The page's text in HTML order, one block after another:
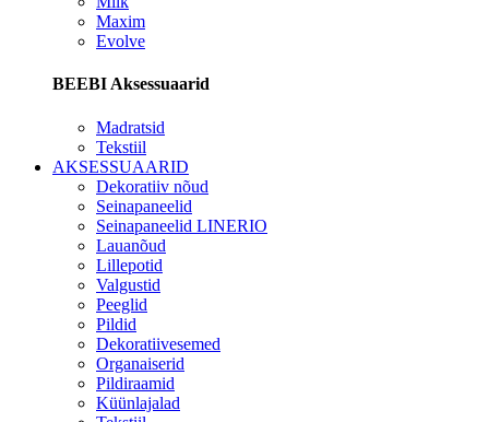
Maxim
Evolve
BEEBI Aksessuaarid
Madratsid
Tekstiil
AKSESSUAARID
Dekoratiiv nõud
Seinapaneelid
Seinapaneelid LINERIO
Lauanõud
Lillepotid
Valgustid
Peeglid
Pildid
Dekoratiivesemed
Organaiserid
Pildiraamid
Küünlajalad